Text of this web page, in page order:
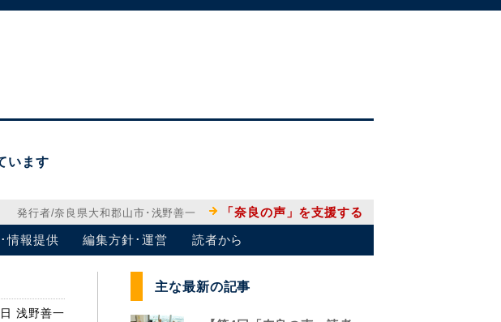
います
発行者/奈良県大和郡山市･浅野善一
「奈良の声」を支援する
情報提供 編集方針･運営 読者から
浅野善一
主な最新の記事